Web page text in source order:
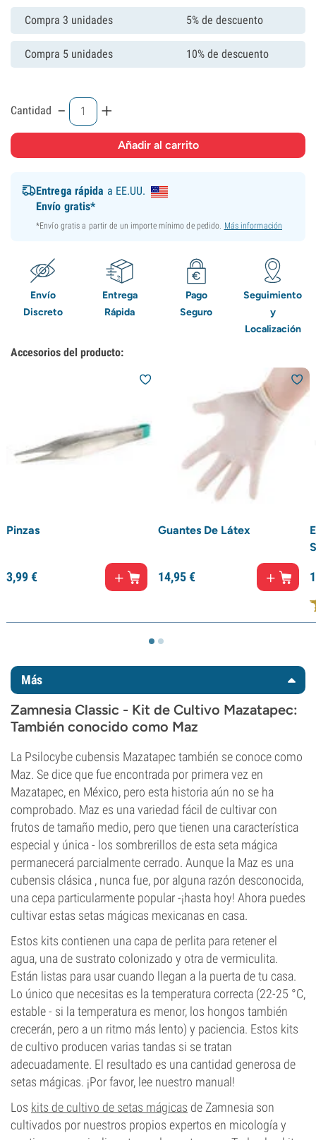
Compra 3 unidades 5% de descuento
Compra 5 unidades 10% de descuento
Cantidad - +
Entrega rápida a EE.UU.
Envío gratis*
*Envío gratis a partir de un importe mínimo de pedido. Más información
Envío
Discreto
Entrega
Rápida
Pago
Seguro
Seguimiento
y
Localización
Accesorios del producto:
Pinzas
3,99€
Guantes De Látex
14,95€
Más
Zamnesia Classic - Kit de Cultivo Mazatapec:
También conocido como Maz
La Psilocybe cubensis Mazatapec también se conoce como
Maz. Se dice que fue encontrada por primera vez en
Mazatapec, en México, pero esta historia aún no se ha
comprobado. Maz es una variedad fácil de cultivar con
frutos de tamaño medio, pero que tienen una característica
especial y única - los sombrerillos de esta seta mágica
permanecerá parcialmente cerrado. Aunque la Maz es una
cubensis clásica , nunca fue, por alguna razón desconocida,
una cepa particularmente popular -¡hasta hoy! Ahora puedes
cultivar estas setas mágicas mexicanas en casa.
Estos kits contienen una capa de perlita para retener el
agua, una de sustrato colonizado y otra de vermiculita.
Están listas para usar cuando llegan a la puerta de tu casa.
Lo único que necesitas es la temperatura correcta (22-25 °C,
estable - si la temperatura es menor, los hongos también
crecerán, pero a un ritmo más lento) y paciencia. Estos kits
de cultivo producen varias tandas si se tratan
adecuadamente. El resultado es una cantidad generosa de
setas mágicas. ¡Por favor, lee nuestro manual!
Los kits de cultivo de setas mágicas de Zamnesia son
cultivados por nuestros propios expertos en micología y